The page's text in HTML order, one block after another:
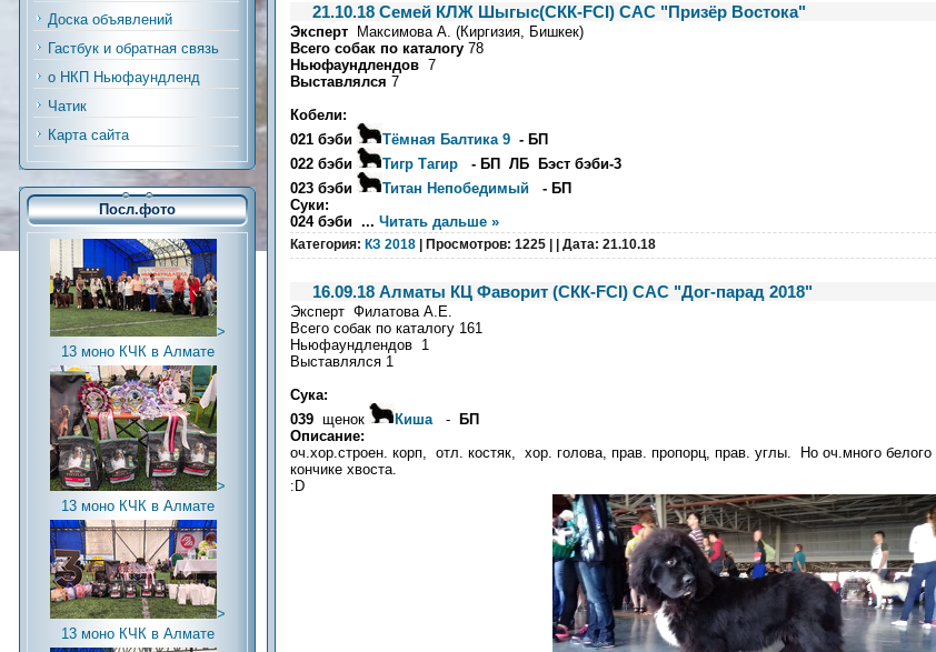
Доска объявлений
Гастбук и обратная связь
о НКП Ньюфаундленд
Чатик
Карта сайта
Посл.фото
>
13 моно КЧК в Алмате
>
13 моно КЧК в Алмате
>
13 моно КЧК в Алмате
21.10.18 Семей КЛЖ Шыгыс(СКК-FCI) САС "Призёр Востока"
Эксперт Максимова А. (Киргизия, Бишкек)
Всего собак по каталогу 78
Ньюфаундлендов 7
Выставлялся 7
Кобели:
021 бэби
Тёмная Балтика 9 - БП
022 бэби
Тигр Тагир
- БП ЛБ Бэст бэби-3
023 бэби
Титан Непобедимый
- БП
Суки:
024 бэби ... Читать дальше »
Категория: КЗ 2018 | Просмотров: 1225 | | Дата: 21.10.18
16.09.18 Алматы КЦ Фаворит (СКК-FCI) САС "Дог-парад 2018"
Эксперт Филатова А.Е.
Всего собак по каталогу 161
Ньюфаундлендов 1
Выставлялся 1
Сука:
039 щенок Киша - БП
Описание:
оч.хор.строен. корп, отл. костяк, хор. голова, прав. пропорц, прав. углы. Но оч.много белого
кончике хвоста.
:D